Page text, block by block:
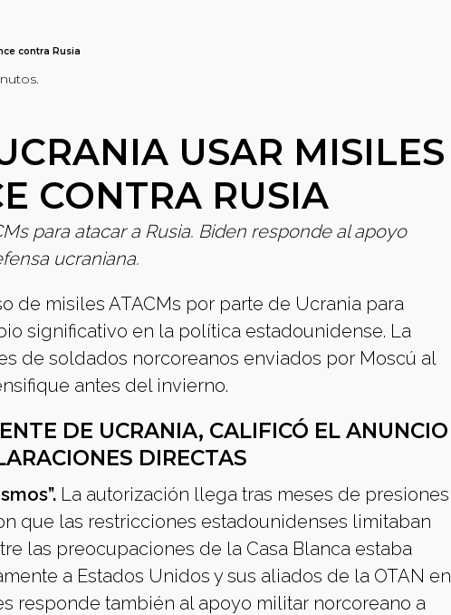
contra Rusia
USAR MISILES
CONTRA RUSIA
para atacar a Rusia. Biden responde al apoyo
ucraniana.
de misiles ATACMs por parte de Ucrania para
significativo en la política estadounidense. La
de soldados norcoreanos enviados por Moscú al
antes del invierno.
DE UCRANIA, CALIFICÓ EL ANUNCIO
DIRECTAS
La autorización llega tras meses de presiones
que las restricciones estadounidenses limitaban
las preocupaciones de la Casa Blanca estaba
a Estados Unidos y sus aliados de la OTAN en
responde también al apoyo militar norcoreano a